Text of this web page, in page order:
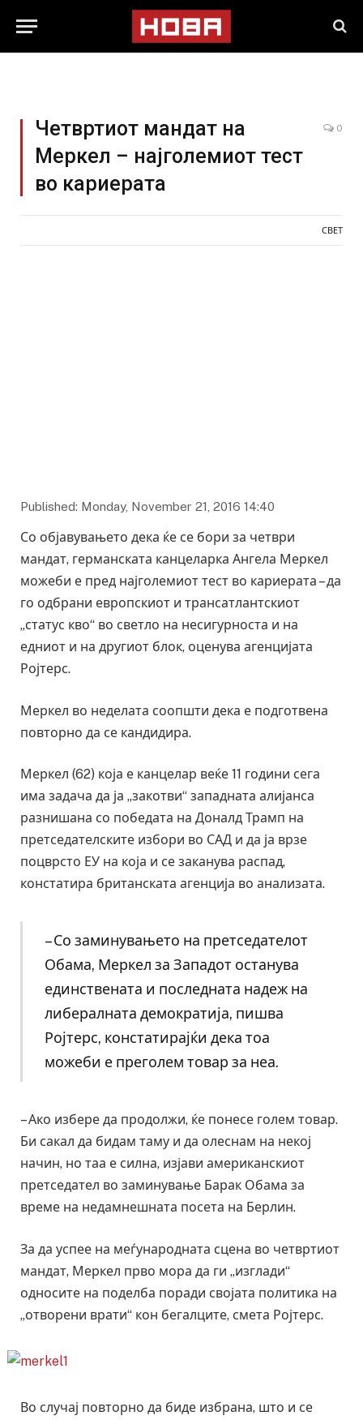
Четвртиот мандат на
Меркел – најголемиот тест
во кариерата
0
СВЕТ
Published: Monday, November 21, 2016 14:40
Со објавувањето дека ќе се бори за четври
мандат, германската канцеларка Ангела Меркел
можеби е пред најголемиот тест во кариерата – да
го одбрани европскиот и трансатлантскиот
„статус кво“ во светло на несигурноста и на
едниот и на другиот блок, оценува агенцијата
Ројтерс.
Меркел во неделата соопшти дека е подготвена
повторно да се кандидира.
Меркел (62) која е канцелар веќе 11 години сега
има задача да ја „закотви“ западната алијанса
разнишана со победата на Доналд Трамп на
претседателските избори во САД и да ја врзе
поцврсто ЕУ на која и се заканува распад,
констатира британската агенција во анализата.
– Со заминувањето на претседателот
Обама, Меркел за Западот останува
единствената и последната надеж на
либералната демократија, пишва
Ројтерс, констатирајќи дека тоа
можеби е преголем товар за неа.
– Ако избере да продолжи, ќе понесе голем товар.
Би сакал да бидам таму и да олеснам на некој
начин, но таа е силна, изјави американскиот
претседател во заминување Барак Обама за
време на недамнешната посета на Берлин.
За да успее на меѓународната сцена во четвртиот
мандат, Меркел прво мора да ги „изглади“
односите на поделба поради својата политика на
„отворени врати“ кон бегалците, смета Ројтерс.
Во случај повторно да биде избрана, што и се